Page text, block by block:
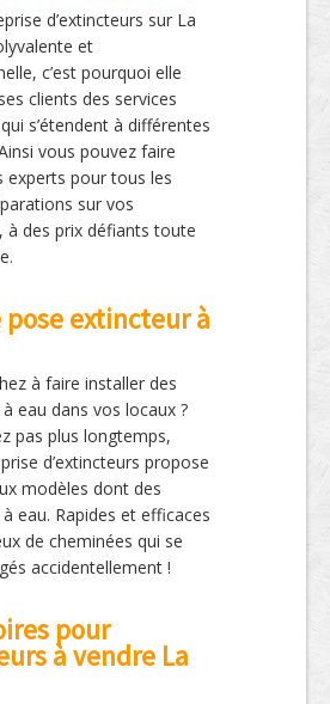
d’extincteurs sur La
et
c’est pourquoi elle
clients des services
s’étendent à différentes
vous pouvez faire
experts pour tous les
sur vos
à des prix défiants toute
pose extincteur à
à faire installer des
eau dans vos locaux ?
pas plus longtemps,
d’extincteurs propose
modèles dont des
eau. Rapides et efficaces
de cheminées qui se
accidentellement !
pour
à vendre La